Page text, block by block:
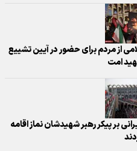
از مردم برای حضور در آیین تشییع
امت
بر پیکر رهبر شهیدشان نماز اقامه